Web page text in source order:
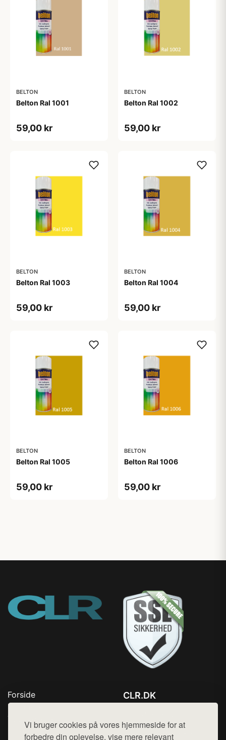
Vi bruger cookies på vores hjemmeside for at
forbedre din oplevelse, vise mere relevant
BELTON
Belton Ral 1001
59,00 kr
BELTON
Belton Ral 1002
59,00 kr
BELTON
Belton Ral 1003
59,00 kr
BELTON
Belton Ral 1004
59,00 kr
BELTON
Belton Ral 1005
59,00 kr
BELTON
Belton Ral 1006
59,00 kr
Forside
Produkter
Top Rabatter
CLR.DK
Mail:hej@want.dk